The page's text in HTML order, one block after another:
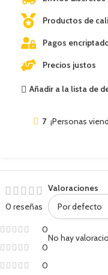
Productos de
Pagos
Precios justos
Añadir a la lista de
7 ¡Personas
0 reseñas
0
0
0
Valoraciones
No hay